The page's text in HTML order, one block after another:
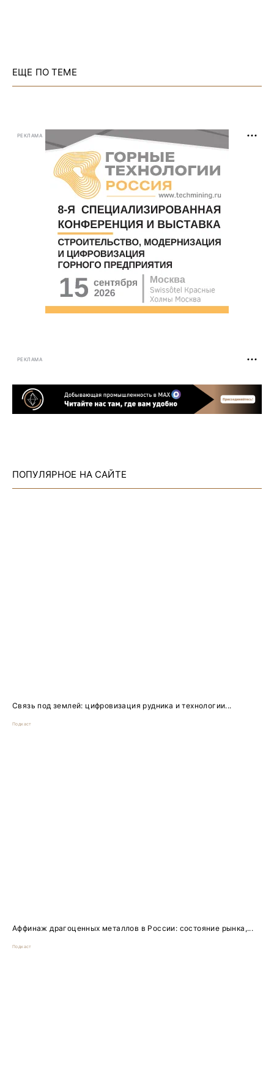
ЕЩЕ ПО ТЕМЕ
РЕКЛАМА
РЕКЛАМА
ПОПУЛЯРНОЕ НА САЙТЕ
Связь под землей: цифровизация рудника и технологии...
Подкаст
Аффинаж драгоценных металлов в России: состояние рынка,...
Подкаст